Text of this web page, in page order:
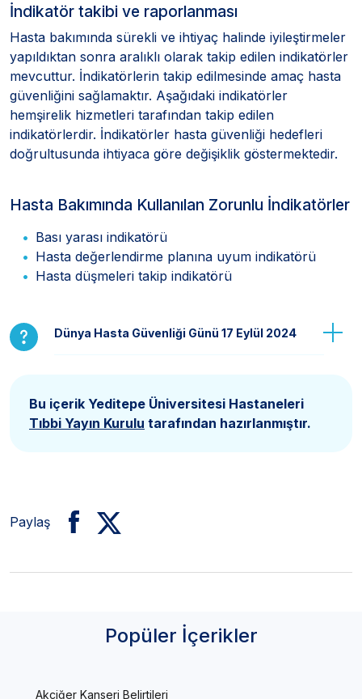
İndikatör takibi ve raporlanması
Hasta bakımında sürekli ve ihtiyaç halinde iyileştirmeler
yapıldıktan sonra aralıklı olarak takip edilen indikatörler
mevcuttur. İndikatörlerin takip edilmesinde amaç hasta
güvenliğini sağlamaktır. Aşağıdaki indikatörler
hemşirelik hizmetleri tarafından takip edilen
indikatörlerdir. İndikatörler hasta güvenliği hedefleri
doğrultusunda ihtiyaca göre değişiklik göstermektedir.
Hasta Bakımında Kullanılan Zorunlu İndikatörler
Bası yarası indikatörü
Hasta değerlendirme planına uyum indikatörü
Hasta düşmeleri takip indikatörü
Dünya Hasta Güvenliği Günü 17 Eylül 2024
Bu içerik Yeditepe Üniversitesi Hastaneleri
Tıbbi Yayın Kurulu tarafından hazırlanmıştır.
Paylaş
Popüler İçerikler
Akciğer Kanseri Belirtileri